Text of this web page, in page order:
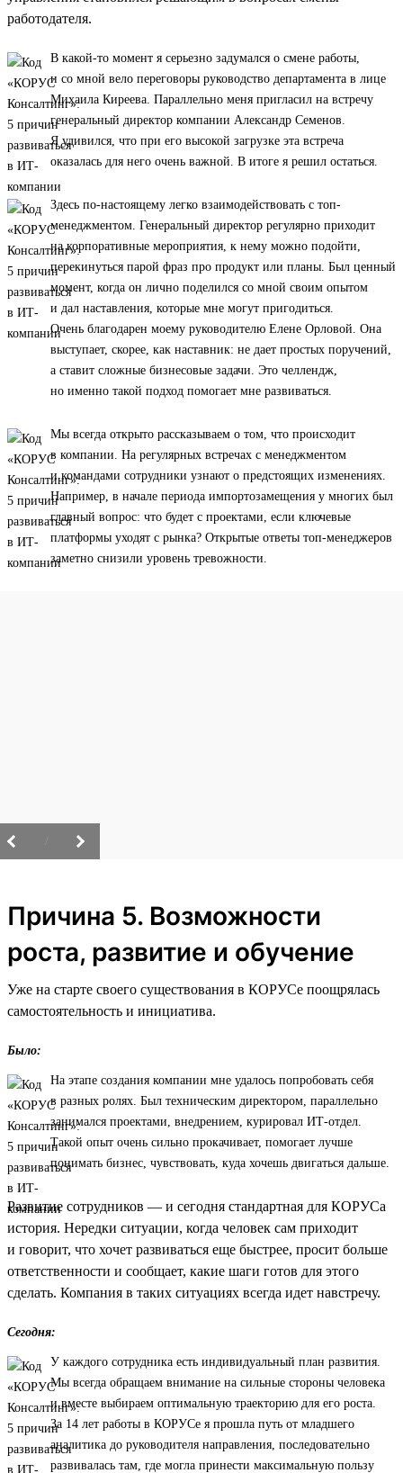
работодателя.
В какой-то момент я серьезно задумался о смене работы,
и со мной вело переговоры руководство департамента в лице
Михаила Киреева. Параллельно меня пригласил на встречу
генеральный директор компании Александр Семенов.
Я удивился, что при его высокой загрузке эта встреча
оказалась для него очень важной. В итоге я решил остаться.
Здесь по-настоящему легко взаимодействовать с топ-
менеджментом. Генеральный директор регулярно приходит
на корпоративные мероприятия, к нему можно подойти,
перекинуться парой фраз про продукт или планы. Был ценный
момент, когда он лично поделился со мной своим опытом
и дал наставления, которые мне могут пригодиться.
Очень благодарен моему руководителю Елене Орловой. Она
выступает, скорее, как наставник: не дает простых поручений,
а ставит сложные бизнесовые задачи. Это челлендж,
но именно такой подход помогает мне развиваться.
Мы всегда открыто рассказываем о том, что происходит
в компании. На регулярных встречах с менеджментом
и командами сотрудники узнают о предстоящих изменениях.
Например, в начале периода импортозамещения у многих был
главный вопрос: что будет с проектами, если ключевые
платформы уходят с рынка? Открытые ответы топ-менеджеров
заметно снизили уровень тревожности.
Причина 5. Возможности
роста, развитие и обучение
Уже на старте своего существования в КОРУСе поощрялась
самостоятельность и инициатива.
Было:
На этапе создания компании мне удалось попробовать себя
в разных ролях. Был техническим директором, параллельно
занимался проектами, внедрением, курировал ИТ-отдел.
Такой опыт очень сильно прокачивает, помогает лучше
понимать бизнес, чувствовать, куда хочешь двигаться дальше.
Развитие сотрудников — и сегодня стандартная для КОРУСа
история. Нередки ситуации, когда человек сам приходит
и говорит, что хочет развиваться еще быстрее, просит больше
ответственности и сообщает, какие шаги готов для этого
сделать. Компания в таких ситуациях всегда идет навстречу.
Сегодня:
У каждого сотрудника есть индивидуальный план развития.
Мы всегда обращаем внимание на сильные стороны человека
и вместе выбираем оптимальную траекторию для его роста.
За 14 лет работы в КОРУСе я прошла путь от младшего
аналитика до руководителя направления, последовательно
развивалась там, где могла принести максимальную пользу